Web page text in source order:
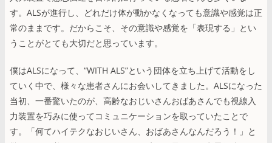
す。ALSが進行し、どれだけ体が動かなくなっても意識や感覚は正
常のままです。だからこそ、その意識や感覚を「表現する」とい
うことがとても大切だと思っています。
僕はALSになって、“WITH ALS”という団体を立ち上げて活動をし
ていく中で、様々な患者さんにお会いしてきました。ALSになった
当初、一番驚いたのが、高齢なおじいさんおばあさんでも視線入
力装置を巧みに使ってコミュニケーションを取っていたことで
す。「何てハイテクなおじいさん、おばあさんなんだろう！」と